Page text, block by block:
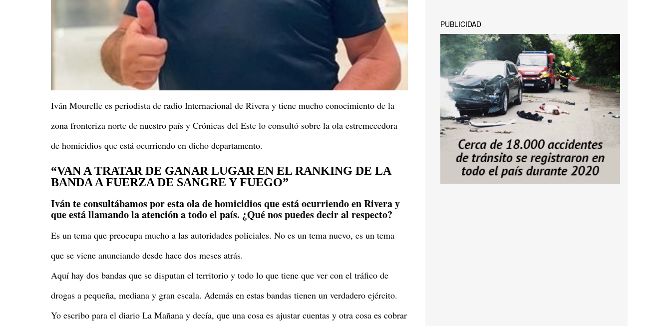
Iván Mourelle es periodista de radio Internacional de Rivera y tiene mucho conocimiento de la
zona fronteriza norte de nuestro país y Crónicas del Este lo consultó sobre la ola estremecedora
de homicidios que está ocurriendo en dicho departamento.
“VAN A TRATAR DE GANAR LUGAR EN EL RANKING DE LA
BANDA A FUERZA DE SANGRE Y FUEGO”
Iván te consultábamos por esta ola de homicidios que está ocurriendo en Rivera y
que está llamando la atención a todo el país. ¿Qué nos puedes decir al respecto?
Es un tema que preocupa mucho a las autoridades policiales. No es un tema nuevo, es un tema
que se viene anunciando desde hace dos meses atrás.
Aquí hay dos bandas que se disputan el territorio y todo lo que tiene que ver con el tráfico de
drogas a pequeña, mediana y gran escala. Además en estas bandas tienen un verdadero ejército.
Yo escribo para el diario La Mañana y decía, que una cosa es ajustar cuentas y otra cosa es cobrar
PUBLICIDAD